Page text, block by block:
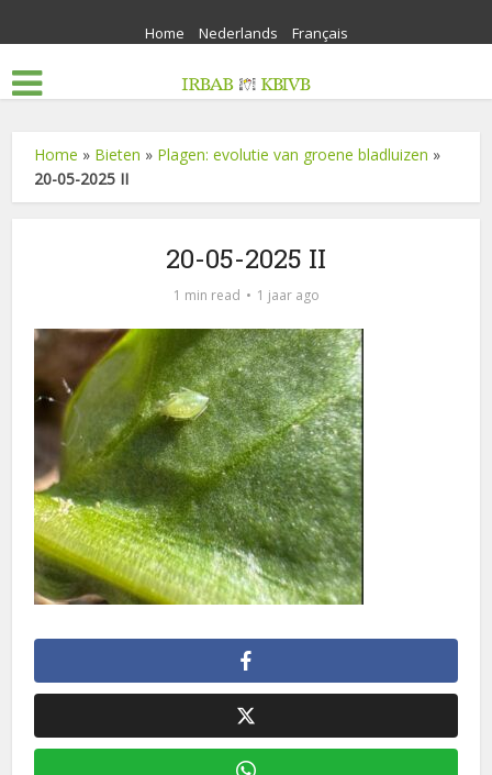
Home Nederlands Français
Home » Bieten » Plagen: evolutie van groene bladluizen »
20-05-2025 II
20-05-2025 II
1 min read 1 jaar ago